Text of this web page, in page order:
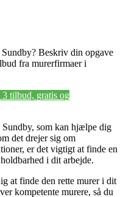
Beskriv din opgave
fra murerfirmaer i
3 tilbud, gratis og
som kan hjælpe dig
det drejer sig om
er det vigtigt at finde en
i dit arbejde.
at finde den rette murer i dit
kompetente murere, så du